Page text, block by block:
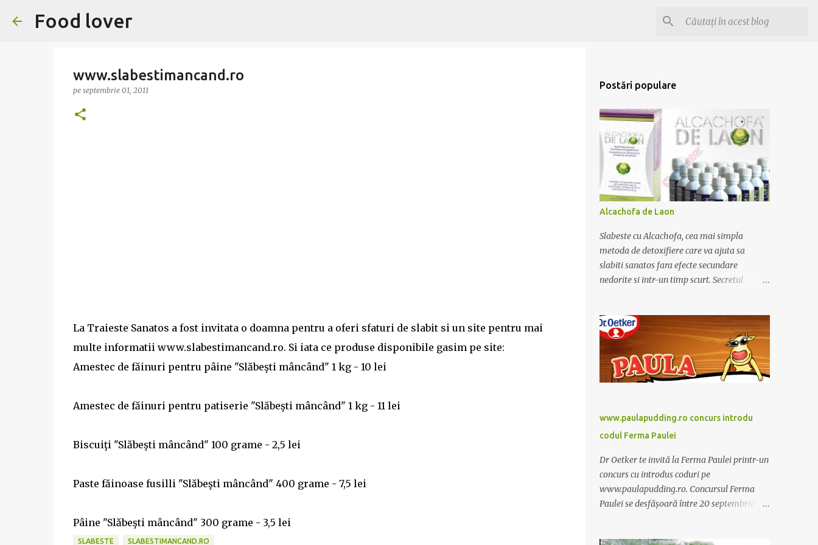
Food lover
www.slabestimancand.ro
pe septembrie 01, 2011
La Traieste Sanatos a fost invitata o doamna pentru a oferi sfaturi de slabit si un site pentru mai
multe informatii www.slabestimancand.ro. Si iata ce produse disponibile gasim pe site:
Amestec de făinuri pentru pâine "Slăbeşti mâncând" 1 kg - 10 lei
Amestec de făinuri pentru patiserie "Slăbeşti mâncând" 1 kg - 11 lei
Biscuiţi "Slăbeşti mâncând" 100 grame - 2,5 lei
Paste făinoase fusilli "Slăbeşti mâncând" 400 grame - 7,5 lei
Pâine "Slăbeşti mâncând" 300 grame - 3,5 lei
SLABESTE SLABESTIMANCAND.RO
Postări populare
Alcachofa de Laon
Slabeste cu Alcachofa, cea mai simpla
metoda de detoxifiere care va ajuta sa
slabiti sanatos fara efecte secundare
nedorite si intr-un timp scurt. Secretul
trebuie sa folositi o dieta anume iar
Alcachofa se administreaza usor, cate o
sticluta pe zi. Cutia de Alcachofa contine 14
sticlute. Pret 189 lei.
www.paulapudding.ro concurs introdu
codul Ferma Paulei
Dr Oetker te invită la Ferma Paulei printr-un
concurs cu introdus coduri pe
www.paulapudding.ro. Concursul Ferma
Paulei se desfășoară între 20 septembrie -